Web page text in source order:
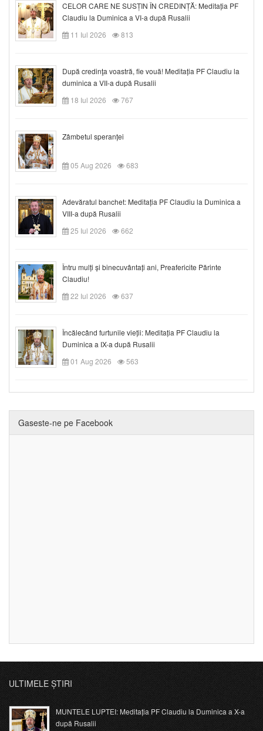
CELOR CARE NE SUSȚIN ÎN CREDINȚĂ: Meditația PF
Claudiu la Duminica a VI-a după Rusalii
11 Iul 2026
813
După credinţa voastră, fie vouă! Meditația PF Claudiu la
duminica a VII-a după Rusalii
18 Iul 2026
767
Zâmbetul speranței
05 Aug 2026 683
Adevăratul banchet: Meditația PF Claudiu la Duminica a
VIII-a după Rusalii
25 Iul 2026
662
Întru mulți și binecuvântați ani, Preafericite Părinte
Claudiu!
22 Iul 2026
637
Încălecând furtunile vieții: Meditația PF Claudiu la
Duminica a IX-a după Rusalii
01 Aug 2026
563
Gaseste-ne pe Facebook
ULTIMELE ȘTIRI
MUNTELE LUPTEI: Meditația PF Claudiu la Duminica a X-a
după Rusalii